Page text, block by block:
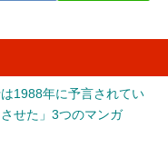
1988年に予言されてい
せた」3つのマンガ